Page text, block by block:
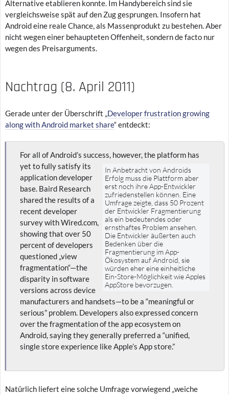
Alternative etablieren konnte. Im Handybereich sind sie
vergleichsweise spät auf den Zug gesprungen. Insofern hat
Android eine reale Chance, als Massenprodukt zu bestehen. Aber
nicht wegen einer behaupteten Offenheit, sondern de facto nur
wegen des Preisarguments.
Nachtrag (8. April 2011)
Gerade unter der Überschrift „Developer frustration growing
along with Android market share“ entdeckt:
For all of Android’s success
In Anbetracht von Androids
Erfolg muss die Plattform aber
erst noch ihre App-Entwickler
zufriedenstellen können. Eine
Umfrage zeigte, dass 50 Prozent
der Entwickler Fragmentierung
als ein bedeutendes oder
ernsthaftes Problem ansehen.
Die Entwickler äußerten auch
Bedenken über die
Fragmentierung im App-
Ökosystem auf Android, sie
würden eher eine einheitliche
Ein-Store-Möglichkeit wie Apples
AppStore bevorzugen.
, however, the platform has
yet to fully satisfy its
application developer
base. Baird Research
shared the results of a
recent developer
survey with Wired.com,
showing that over 50
percent of developers
questioned „view
fragmentation“—the
disparity in software
versions across device
manufacturers and handsets—to be a “meaningful or
serious” problem. Developers also expressed concern
over the fragmentation of the app ecosystem on
Android, saying they generally preferred a “unified,
single store experience like Apple’s App store.”
Natürlich liefert eine solche Umfrage vorwiegend „weiche